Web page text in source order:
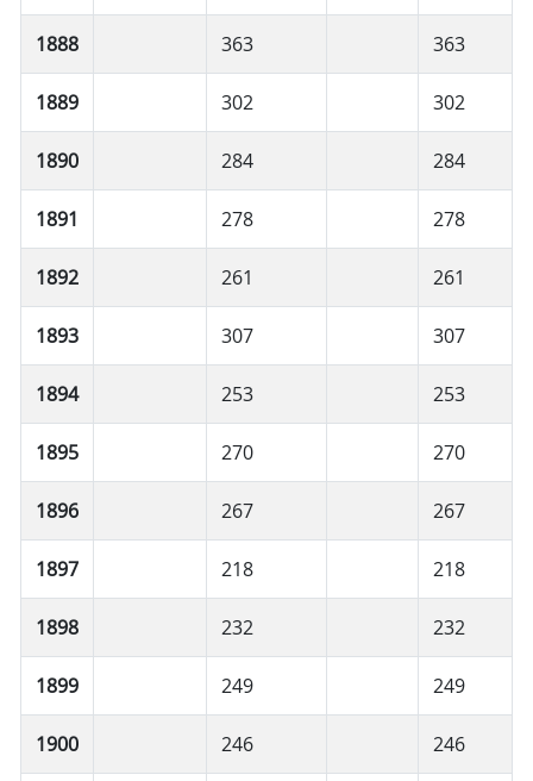
1888 363 363
1889 302 302
1890 284 284
1891 278 278
1892 261 261
1893 307 307
1894 253 253
1895 270 270
1896 267 267
1897 218 218
1898 232 232
1899 249 249
1900 246 246